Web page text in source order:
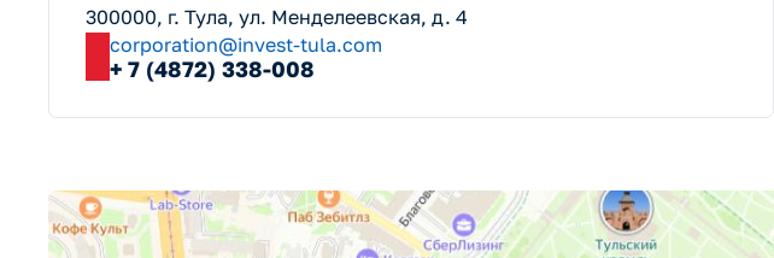
300000, г. Тула, ул. Менделеевская, д. 4
corporation@invest-tula.com
+ 7 (4872) 338-008